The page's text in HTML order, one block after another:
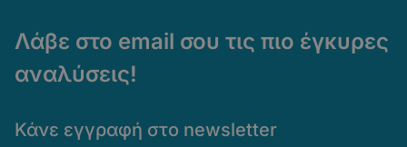
Λάβε στο email σου τις πιο έγκυρες
αναλύσεις!
Κάνε εγγραφή στο newsletter